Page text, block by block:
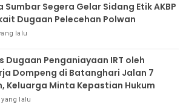
Sumbar Segera Gelar Sidang Etik AKBP
Dugaan Pelecehan Polwan
lalu
Dugaan Penganiayaan IRT oleh
Dompeng di Batanghari Jalan 7
Keluarga Minta Kepastian Hukum
yang lalu